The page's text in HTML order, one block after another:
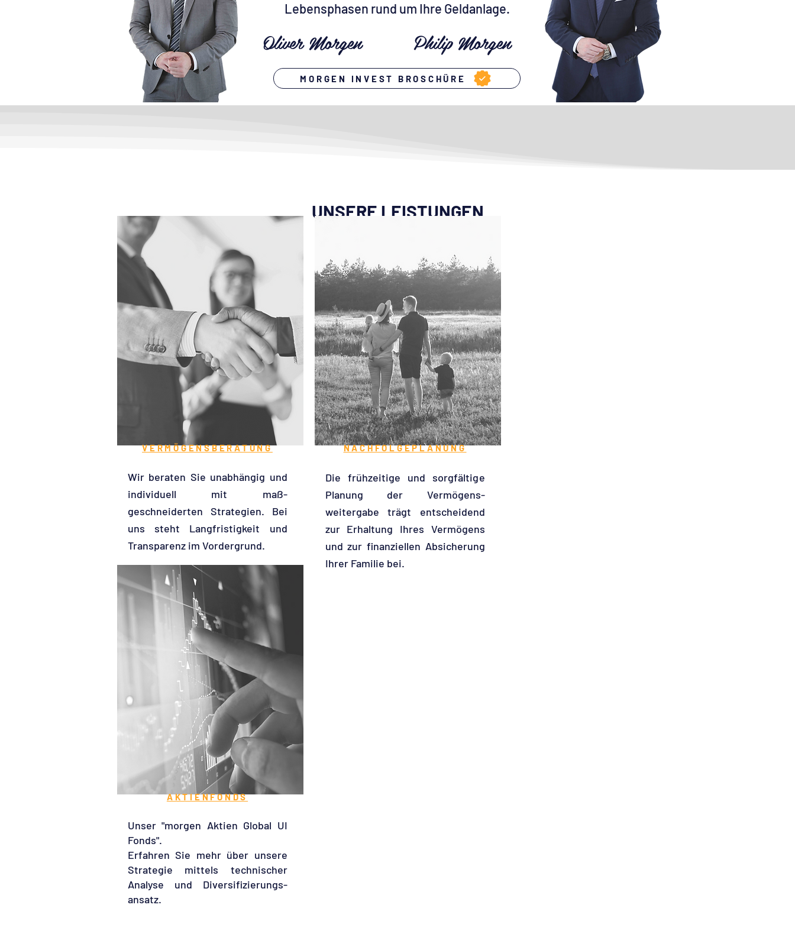
Lebensphasen rund um Ihre Geldanlage.
Oliver Morgen Philip Morgen
MORGEN INVEST BROSCHÜRE
UNSERE LEISTUNGEN
VERMÖGENSBERATUNG
Wir beraten Sie unabhängig und
individuell mit maß-
geschneiderten Strategien. Bei
uns steht Langfristigkeit und
Transparenz im Vordergrund.
NACHFOLGEPLANUNG
Die frühzeitige und sorgfältige
Planung der Vermögens-
weitergabe trägt entscheidend
zur Erhaltung Ihres Vermögens
und zur finanziellen Absicherung
Ihrer Familie bei.
AKTIENFONDS
Unser "morgen Aktien Global UI
Fonds".
​Erfahren Sie mehr über unsere
Strategie mittels technischer
Analyse und Diversifizierungs-
ansatz.